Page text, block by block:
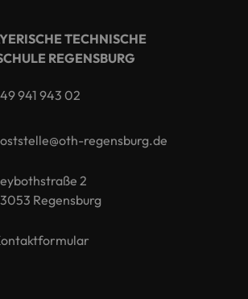
TECHNISCHE
REGENSBURG
941 943 02
regensburg.de
2
Regensburg